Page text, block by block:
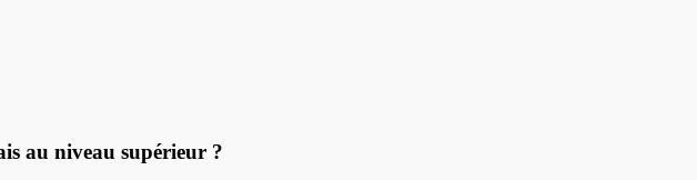
au niveau supérieur ?